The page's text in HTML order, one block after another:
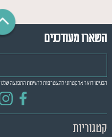
השארו מעודכנים
הכניסו דואר אלקטרוני להצטרפות לרשימת התפוצה שלנו
קטגוריות